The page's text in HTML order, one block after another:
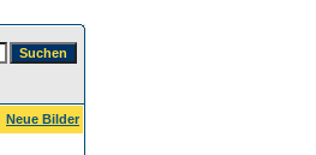
Neue Bilder